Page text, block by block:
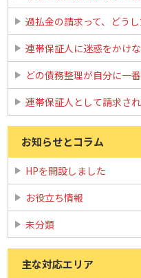
過払金の請求って、どう
連帯保証人に迷惑をかけ
どの債務整理が自分に一
連帯保証人として請求さ
お知らせとコラム
HPを開設しました
お役立ち情報
未分類
主な対応エリア